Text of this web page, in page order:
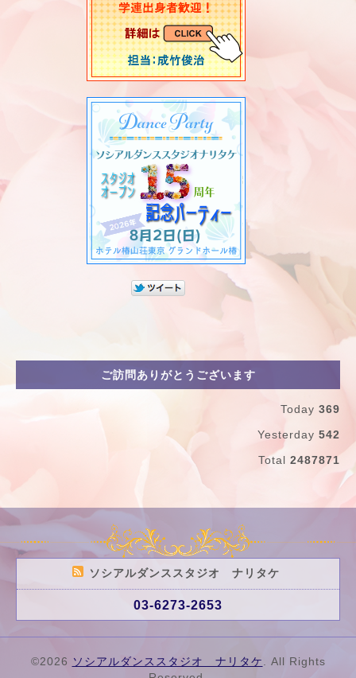
ご訪問ありがとうございます
Today 369
Yesterday 542
Total 2487871
ソシアルダンススタジオ ナリタケ
03-6273-2653
©2026 ソシアルダンススタジオ ナリタケ . All Rights